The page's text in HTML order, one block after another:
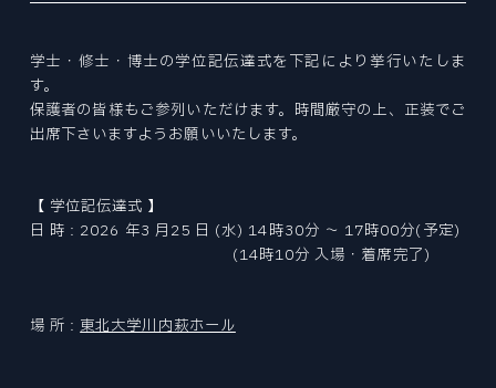
ファインメカニクス専攻
ロボティクス専攻
航空宇宙工学専攻
医工学研究科
GLOBAL
国際交流
STUDENT SUPPORTS
学生サポート
大学院教育
CURRICULUM
カリキュラム
CAREER PATH
EXAMINATION INDEX
大学院入試
NEWS ニュース
NEWS INDEX
TOPICS
トピックス
ACCESS
ABOUT SITE
学士・修士・博士の学位記伝達式を下記により挙行いたしま
す。
保護者の皆様もご参列いただけます。時間厳守の上、正装でご
出席下さいますようお願いいたします。
【 学位記伝達式 】
日 時 : 2026 年3 月25 日 (水) 14時30分 ～ 17時00分(予定)
(14時10分 入場・着席完了)
場 所 :東北大学川内萩ホール